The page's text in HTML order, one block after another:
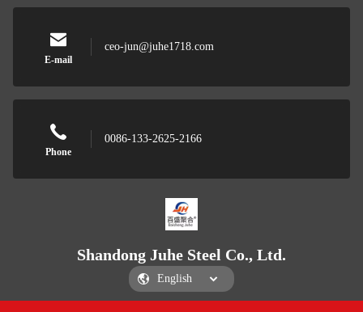
E-mail
ceo-jun@juhe1718.com
Phone
0086-133-2625-2166
Shandong Juhe Steel Co., Ltd.